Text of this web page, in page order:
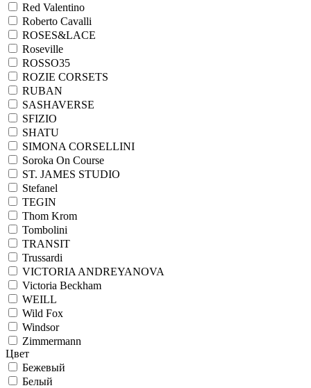
Red Valentino
Roberto Cavalli
ROSES&LACE
Roseville
ROSSO35
ROZIE CORSETS
RUBAN
SASHAVERSE
SFIZIO
SHATU
SIMONA CORSELLINI
Soroka On Course
ST. JAMES STUDIO
Stefanel
TEGIN
Thom Krom
Tombolini
TRANSIT
Trussardi
VICTORIA ANDREYANOVA
Victoria Beckham
WEILL
Wild Fox
Windsor
Zimmermann
Цвет
Бежевый
Белый